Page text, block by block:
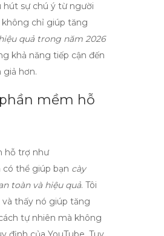
hút sự chú ý từ người
không chỉ giúp tăng
quả trong năm 2026
khả năng tiếp cận đến
giả hơn.
mềm hỗ
hỗ trợ như
có thể giúp bạn cày
toàn và hiệu quả. Tôi
thấy nó giúp tăng
tự nhiên mà không